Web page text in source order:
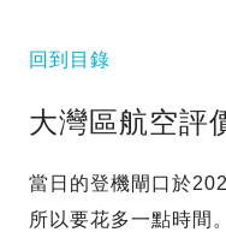
回到目錄
大灣區航空評
當日的登機閘口於
所以要花多一點時間